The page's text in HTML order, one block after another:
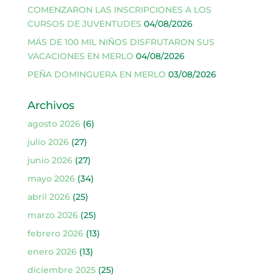
COMENZARON LAS INSCRIPCIONES A LOS
CURSOS DE JUVENTUDES 04/08/2026
MÁS DE 100 MIL NIÑOS DISFRUTARON SUS
VACACIONES EN MERLO 04/08/2026
PEÑA DOMINGUERA EN MERLO 03/08/2026
Archivos
agosto 2026(6)
julio 2026(27)
junio 2026(27)
mayo 2026(34)
abril 2026(25)
marzo 2026(25)
febrero 2026(13)
enero 2026(13)
diciembre 2025(25)